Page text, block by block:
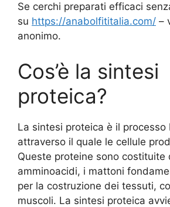
Se cerchi preparati efficaci
su https://anabolfititalia.com/ –
anonimo.
Cos’è la sintesi
proteica?
La sintesi proteica è il processo
attraverso il quale le cellule
Queste proteine sono costituite
amminoacidi, i mattoni
per la costruzione dei tessuti,
muscoli. La sintesi proteica